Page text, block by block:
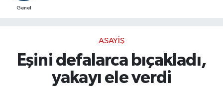
Genel
ASAYIŞ
Eşini defalarca bıçakladı,
yakayı ele verdi